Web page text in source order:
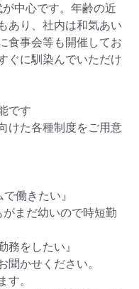
中心です。年齢の近
あり、社内は和気あい
食事会等も開催してお
ぐに馴染んでいただけ
です
けた各種制度をご用意
働きたい』
がまだ幼いので時短勤
務をしたい』
かせください。
。